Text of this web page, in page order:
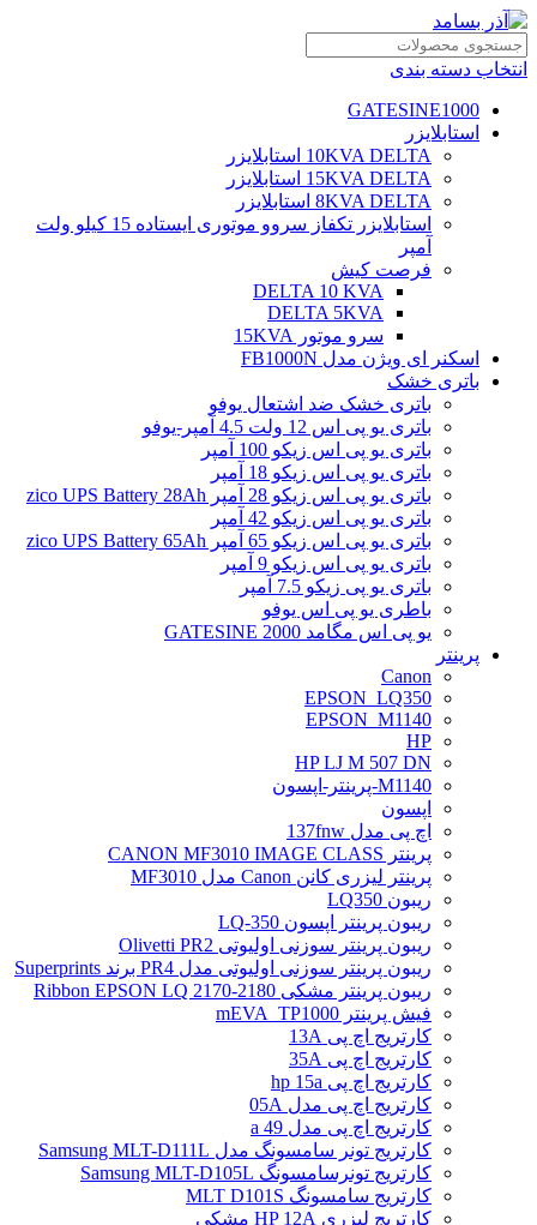
انتخاب دسته بندی
GATESINE1000
استابلایزر
10KVA DELTA استابلایزر
15KVA DELTA استابلایزر
8KVA DELTA استابلایزر
استابلایزر تکفاز سروو موتوری ایستاده 15 کیلو ولت
آمپر
فرصت کیش
DELTA 10 KVA
DELTA 5KVA
سرو موتور 15KVA
اسکنر ای ویژن مدل FB1000N
باتری خشک
باتری خشک ضد اشتعال یوفو
باتری یو پی اس 12 ولت 4.5 آمپر-یوفو
باتری یو پی اس زیکو 100 آمپر
باتری یو پی اس زیکو 18 آمپر
باتری یو پی اس زیکو 28 آمپر zico UPS Battery 28Ah
باتری یو پی اس زیکو 42 آمپر
باتری یو پی اس زیکو 65 آمپر zico UPS Battery 65Ah
باتری یو پی اس زیکو 9 آمپر
باتری یو پی زیکو 7.5 آمپر
باطری یو پی اس یوفو
یو پی اس مگامد GATESINE 2000
پرینتر
Canon
EPSON_LQ350
EPSON_M1140
HP
HP LJ M 507 DN
M1140-پرینتر-اپسون
اپسون
اچ پی مدل 137fnw
پرینتر CANON MF3010 IMAGE CLASS
پرینتر لیزری کانن Canon مدل MF3010
ریبون LQ350
ریبون پرینتر اپسون LQ-350
ریبون پرینتر سوزنی اولیوتی Olivetti PR2
ریبون پرینتر سوزنی اولیوتی مدل PR4 برند Superprints
ریبون پرینتر مشکی Ribbon EPSON LQ 2170-2180
فیش پرینتر mEVA_TP1000
کارتریج اچ پی 13A
کارتریج اچ پی 35A
کارتریج اچ پی hp 15a
کارتریج اچ پی مدل 05A
کارتریج اچ پی مدل 49 a
کارتریج تونر سامسونگ مدل Samsung MLT-D111L
کارتریج تونرسامسونگ Samsung MLT-D105L
کارتریج سامسونگ MLT D101S
کارتریج لیزری HP 12A مشکی